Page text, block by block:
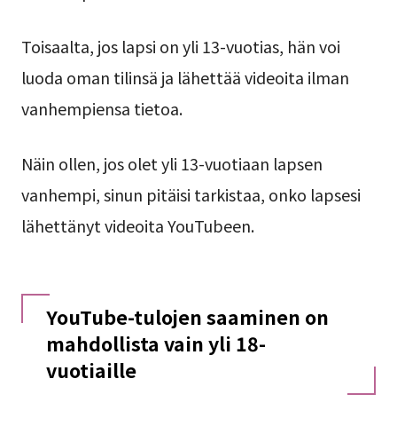
Toisaalta, jos lapsi on yli 13-vuotias, hän voi
luoda oman tilinsä ja lähettää videoita ilman
vanhempiensa tietoa.
Näin ollen, jos olet yli 13-vuotiaan lapsen
vanhempi, sinun pitäisi tarkistaa, onko lapsesi
lähettänyt videoita YouTubeen.
YouTube-tulojen saaminen on
mahdollista vain yli 18-
vuotiaille